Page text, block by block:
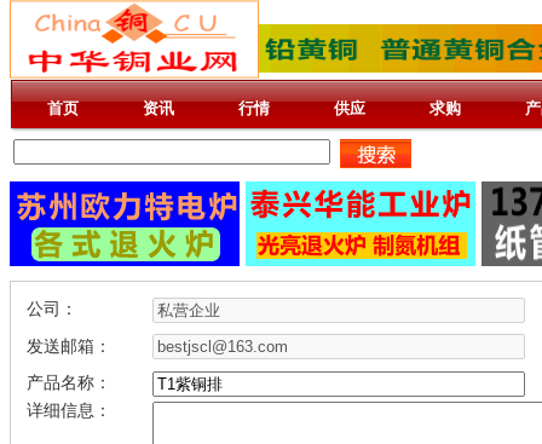
首页 资讯 行情 供应 求购
公司：
发送邮箱：
产品名称：
详细信息：